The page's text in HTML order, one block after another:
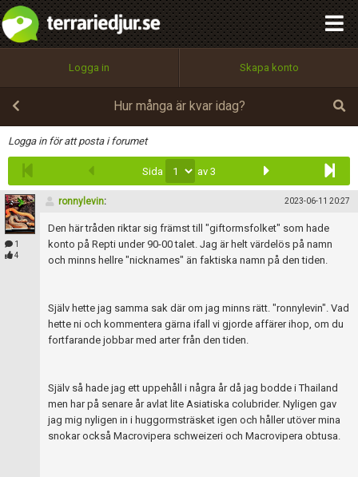
Logga in Skapa konto
Hur många är kvar idag?
Logga in för att posta i forumet
Sida av 3
1
4
ronnylevin: 2023-06-11 20:27
Den här tråden riktar sig främst till "giftormsfolket" som hade
konto på Repti under 90-00 talet. Jag är helt värdelös på namn
och minns hellre "nicknames" än faktiska namn på den tiden.
Själv hette jag samma sak där om jag minns rätt. "ronnylevin". Vad
hette ni och kommentera gärna ifall vi gjorde affärer ihop, om du
fortfarande jobbar med arter från den tiden.
Själv så hade jag ett uppehåll i några år då jag bodde i Thailand
men har på senare år avlat lite Asiatiska colubrider. Nyligen gav
jag mig nyligen in i huggormsträsket igen och håller utöver mina
snokar också Macrovipera schweizeri och Macrovipera obtusa.
Infoga
Utför
100%
OK
integritetspolicy
Namn:
Epost:
Användarnamn:
Lösenord:
Privacy Policy
Terms of Service
Begär nytt lösenord
Tillbaka till förstasidan